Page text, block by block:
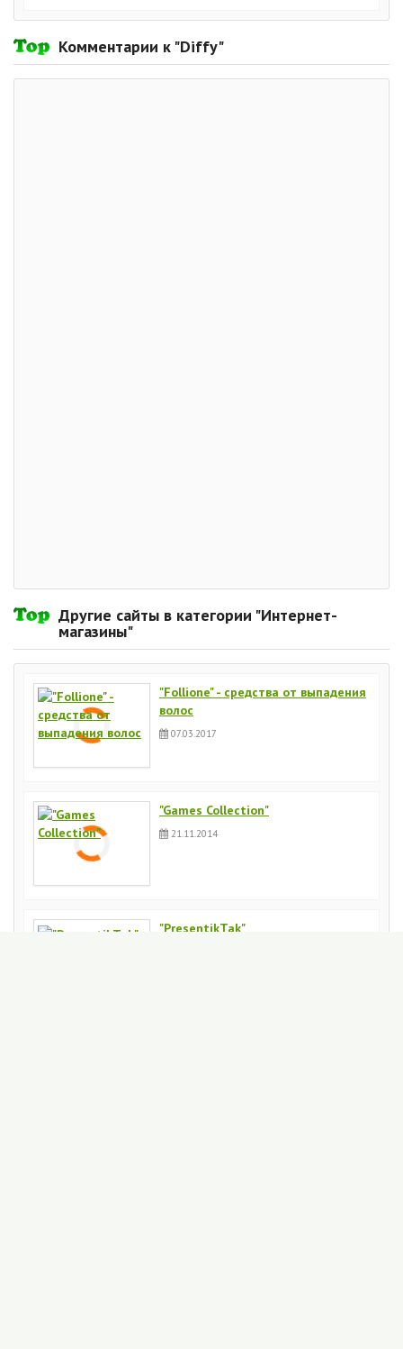
Комментарии к "Diffy"
Другие сайты в категории "Интернет-
магазины"
"Follione" - средства от выпадения
волос
07.03.2017
"Games Collection"
21.11.2014
"PresentikTak"